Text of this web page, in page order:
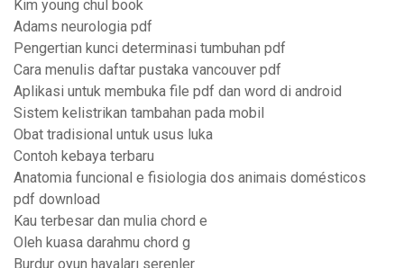
Kim young chul book
Adams neurologia pdf
Pengertian kunci determinasi tumbuhan pdf
Cara menulis daftar pustaka vancouver pdf
Aplikasi untuk membuka file pdf dan word di android
Sistem kelistrikan tambahan pada mobil
Obat tradisional untuk usus luka
Contoh kebaya terbaru
Anatomia funcional e fisiologia dos animais domésticos
pdf download
Kau terbesar dan mulia chord e
Oleh kuasa darahmu chord g
Burdur oyun havaları serenler